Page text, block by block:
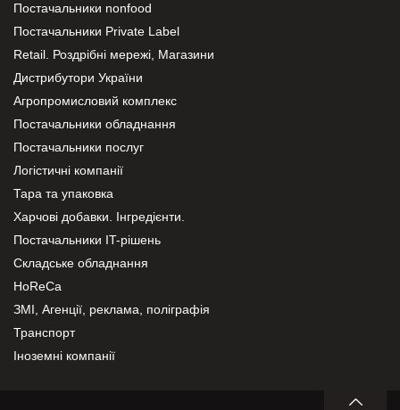
Постачальники nonfood
Постачальники Private Label
Retail. Роздрібні мережі, Магазини
Дистрибутори України
Агропромисловий комплекс
Постачальники обладнання
Постачальники послуг
Логістичні компанії
Тара та упаковка
Харчові добавки. Інгредієнти.
Постачальники IT-рішень
Складське обладнання
HoReCa
ЗМІ, Агенції, реклама, поліграфія
Транспорт
Іноземні компанії